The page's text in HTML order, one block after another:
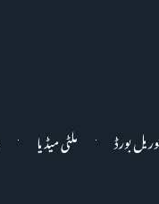
بورڈ ملٹی میڈیا